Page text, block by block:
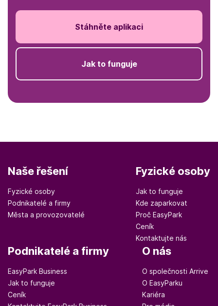
Stáhněte aplikaci
Jak to funguje
Naše řešení
Fyzické osoby
Podnikatelé a firmy
Města a provozovatelé
Fyzické osoby
Jak to funguje
Kde zaparkovat
Proč EasyPark
Ceník
Kontaktujte nás
Podnikatelé a firmy
EasyPark Business
Jak to funguje
Ceník
O nás
O společnosti Arrive
O EasyParku
Kariéra